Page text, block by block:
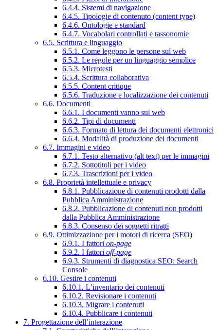
6.4.4. Sistemi di navigazione
6.4.5. Tipologie di contenuto (content type)
6.4.6. Ontologie e standard
6.4.7. Vocabolari controllati e tassonomie
6.5. Scrittura e linguaggio
6.5.1. Come leggono le persone sul web
6.5.2. Le regole per un linguaggio semplice
6.5.3. Microtesti
6.5.4. Scrittura collaborativa
6.5.5. Content critique
6.5.6. Traduzione e localizzazione dei contenuti
6.6. Documenti
6.6.1. I documenti vanno sul web
6.6.2. Tipi di documenti
6.6.3. Formato di lettura dei documenti elettronici
6.6.4. Modalità di produzione dei documenti
6.7. Immagini e video
6.7.1. Testo alternativo (alt text) per le immagini
6.7.2. Sottotitoli per i video
6.7.3. Trascrizioni per i video
6.8. Proprietà intellettuale e privacy
6.8.1. Pubblicazione di contenuti prodotti dalla
Pubblica Amministrazione
6.8.2. Pubblicazione di contenuti non prodotti
dalla Pubblica Amministrazione
6.8.3. Consenso dei soggetti ritratti
6.9. Ottimizzazione per i motori di ricerca (SEO)
6.9.1. I fattori on-page
6.9.2. I fattori off-page
6.9.3. Strumenti di diagnostica SEO: Search
Console
6.10. Gestire i contenuti
6.10.1. L’inventario dei contenuti
6.10.2. Revisionare i contenuti
6.10.3. Migrare i contenuti
6.10.4. Pubblicare i contenuti
7. Progettazione dell’interazione